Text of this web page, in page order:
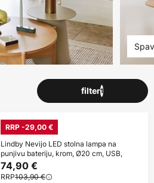
filter1
RRP -29,00 €
Lindby Nevijo LED stolna lampa na
punjivu bateriju, krom, Ø20 cm, USB,
74,90 €
RRP103,90 €